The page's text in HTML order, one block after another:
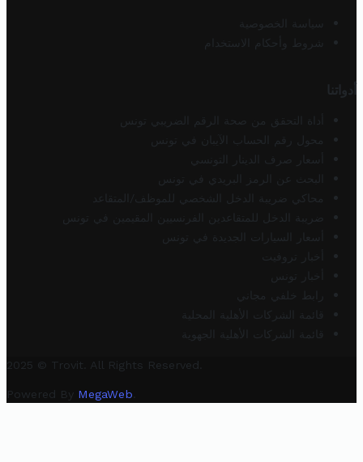
سياسة الخصوصية
شروط وأحكام الاستخدام
أدواتنا
أداة التحقق من صحة الرقم الضريبي تونس
محول رقم الحساب الآيبان في تونس
أسعار صرف الدينار التونسي
البحث عن الرمز البريدي في تونس
محاكي ضريبة الدخل الشخصي للموظف/المتقاعد
ضريبة الدخل للمتقاعدين الفرنسيين المقيمين في تونس
أسعار السيارات الجديدة في تونس
أخبار تروفيت
أخبار تونس
رابط خلفي مجاني
قائمة الشركات الأهلية المحلية
قائمة الشركات الأهلية الجهوية
2025 © Trovit. All Rights Reserved.
Powered By MegaWeb